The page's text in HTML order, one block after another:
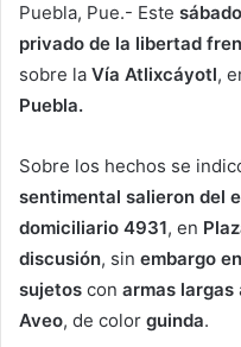
Puebla, Pue.- Este
privado de la libertad
sobre la Vía Atlixcáyotl,
Puebla.
Sobre los hechos se
sentimental salieron del
domiciliario 4931, en
discusión, sin embargo
sujetos con armas largas
Aveo, de color guinda.